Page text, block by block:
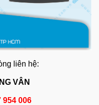
liên hệ:
VÂN
954 006